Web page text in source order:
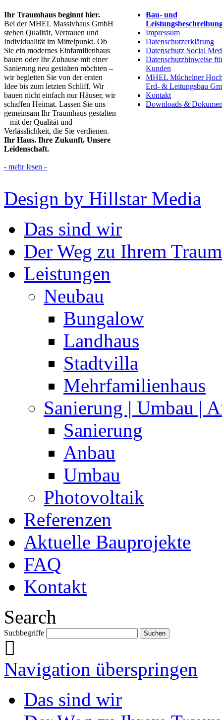
Ihr Traumhaus beginnt hier.
Bei der MHEL Massivhaus GmbH
stehen Qualität, Vertrauen und
Individualität im Mittelpunkt. Ob
Sie ein modernes Einfamilienhaus
bauen oder Ihr Zuhause mit einer
Sanierung neu gestalten möchten –
wir begleiten Sie von der ersten
Idee bis zum letzten Schliff. Wir
bauen nicht einfach nur Häuser, wir
schaffen Heimat. Lassen Sie uns
gemeinsam Ihr Traumhaus gestalten
– mit der Qualität und
Verlässlichkeit, die Sie verdienen.
Ihr Haus. Ihre Zukunft. Unsere
Leidenschaft.
- mehr lesen -
Bau- und
Impressum
Datenschutzerklärung
Datenschutz Social
Datenschutzhinweise
Kunden
MHEL Müchelner
Erd- & Leitungsbau
Kontakt
Downloads &
Design by Hillstar Media
Das sind wir
Der Weg zu Ihrem
Leistungen
Neubau
Bungalow
Landhaus
Stadtvilla
Mehrfamilienhaus
Sanierung | Umbau |
Sanierung
Anbau
Umbau
Photovoltaik
Referenzen
Aktuelle Bauprojekte
FAQ
Kontakt
Search
Suchbegriffe
Navigation überspringen
Das sind wir